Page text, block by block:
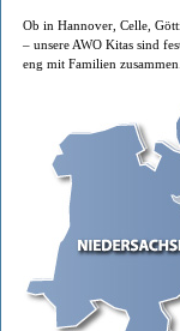
Ob in Hannover, Celle,
– unsere AWO Kitas sind
eng mit Familien